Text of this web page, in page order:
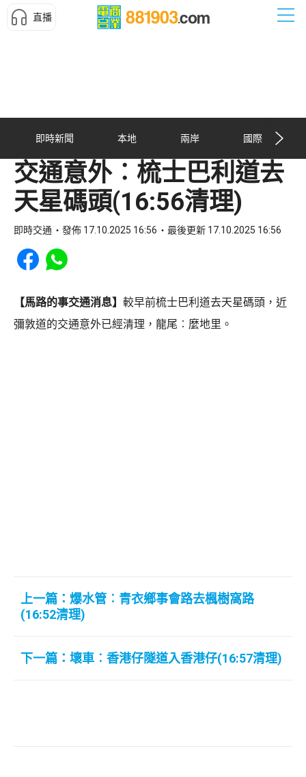
直播
即時新聞 本地 兩岸 國際
交通意外︰梳士巴利道去
天星碼頭(16:56清理)
即時交通 發佈 17.10.2025 16:56 最後更新 17.10.2025 16:56
Share to Facebook
Share to WhatsApp
【馬路的事交通消息】 較早前梳士巴利道去天星碼頭，近
彌敦道的交通意外已經清理，龍尾︰麼地里。
上一篇：爆水管︰青衣鄉事會路去楓樹窩路
(16:52清理)
下一篇：壞車︰香港仔隧道入香港仔(16:57清理)